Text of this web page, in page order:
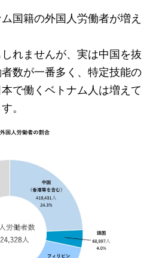
国籍の外国人労働者が増え
れませんが、実は中国を抜
数が一番多く、特定技能の
で働くベトナム人は増えて
。